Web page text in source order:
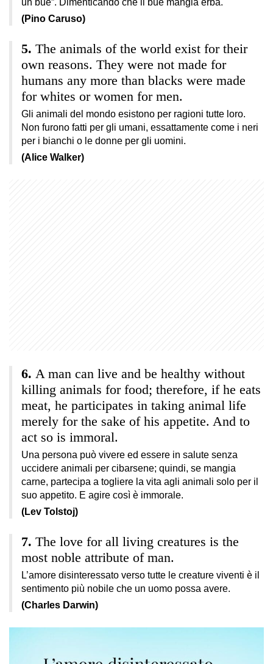
(Pino Caruso)
The animals of the world exist for their
own reasons. They were not made for
humans any more than blacks were made
for whites or women for men.
Gli animali del mondo esistono per ragioni tutte loro.
Non furono fatti per gli umani, essattamente come i neri
per i bianchi o le donne per gli uomini.
(Alice Walker)
A man can live and be healthy without
killing animals for food; therefore, if he eats
meat, he participates in taking animal life
merely for the sake of his appetite. And to
act so is immoral.
Una persona può vivere ed essere in salute senza
uccidere animali per cibarsene; quindi, se mangia
carne, partecipa a togliere la vita agli animali solo per il
suo appetito. E agire così è immorale.
(Lev Tolstoj)
The love for all living creatures is the
most noble attribute of man.
L’amore disinteressato verso tutte le creature viventi è il
sentimento più nobile che un uomo possa avere.
(Charles Darwin)